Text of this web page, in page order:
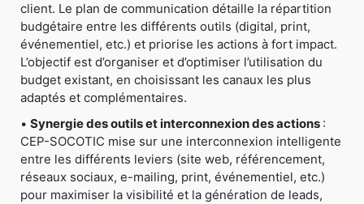
client. Le plan de communication détaille la répartition
budgétaire entre les différents outils (digital, print,
événementiel, etc.) et priorise les actions à fort impact.
L’objectif est d’organiser et d’optimiser l’utilisation du
budget existant, en choisissant les canaux les plus
adaptés et complémentaires.
• Synergie des outils et interconnexion des actions :
CEP-SOCOTIC mise sur une interconnexion intelligente
entre les différents leviers (site web, référencement,
réseaux sociaux, e-mailing, print, événementiel, etc.)
pour maximiser la visibilité et la génération de leads,